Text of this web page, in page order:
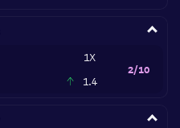
1X
1.4
2/10